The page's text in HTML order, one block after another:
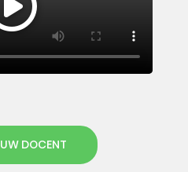
DOCENT